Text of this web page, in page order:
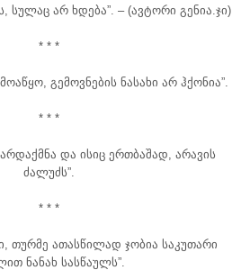
სულაც არ ხდება”. – (ავტორი გენია.ჯი)
* * *
გემოვნების ნასახი არ ჰქონია”.
* * *
და ისიც ერთბაშად, არავის
ძალუძს”.
* * *
თურმე ათასწილად ჯობია საკუთარი
ნანახ სასწაულს”.